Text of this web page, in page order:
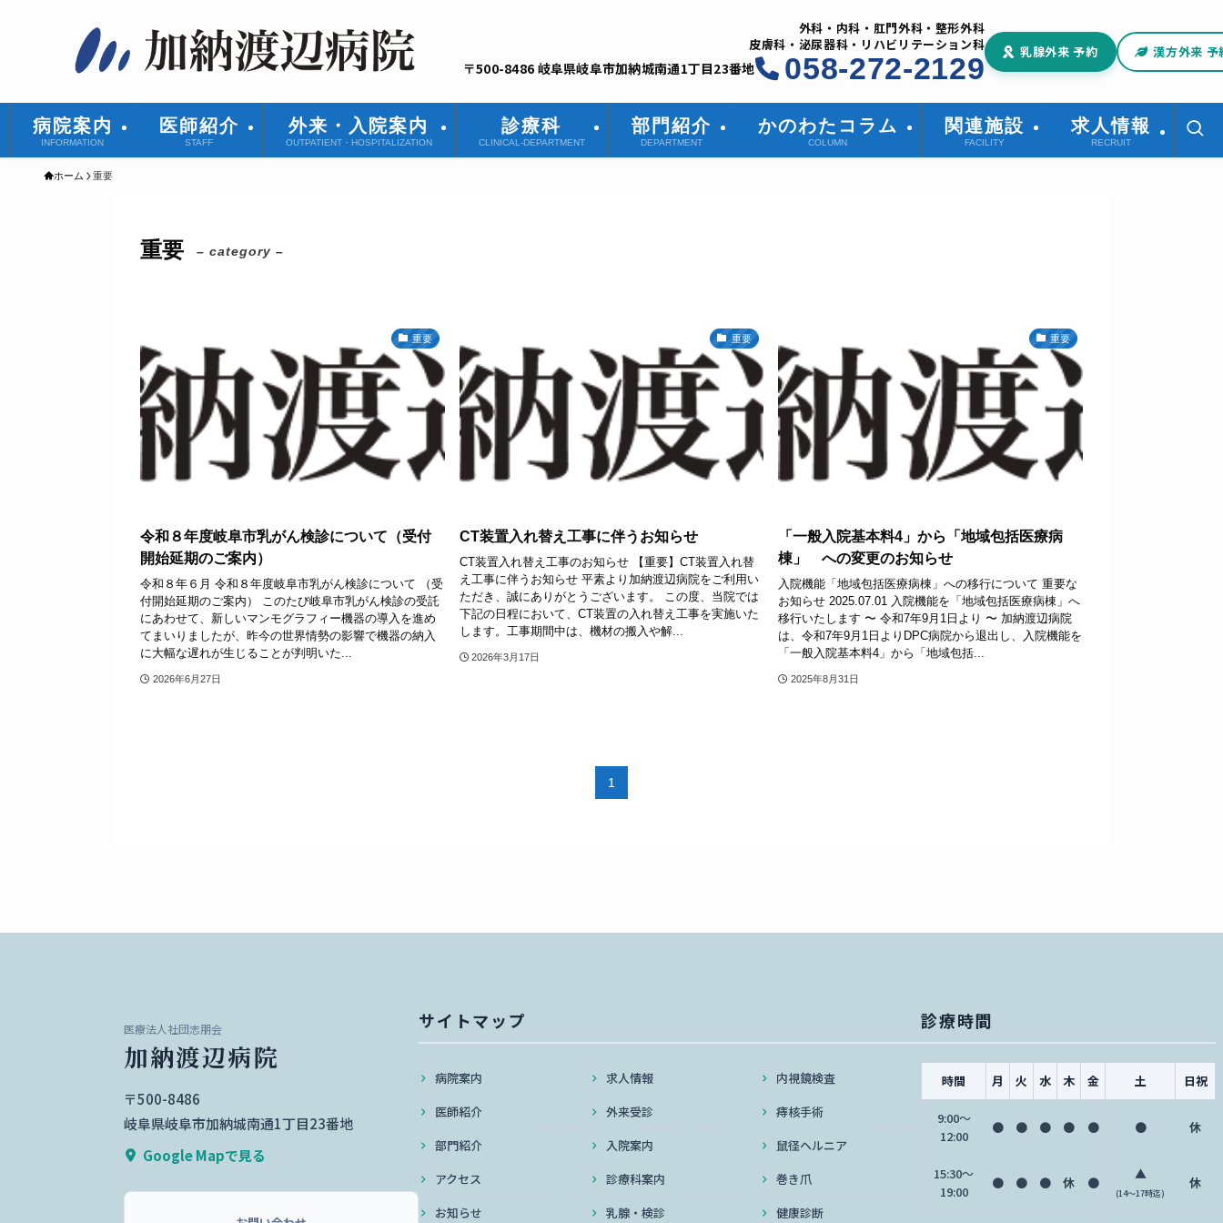
病院案内
INFORMATION
医師紹介
STAFF
外来・入院案内
OUTPATIENT・HOSPITALIZATION
診療科
CLINICAL-DEPARTMENT
部門紹介
DEPARTMENT
かのわたコラム
COLUMN
関連施設
FACILITY
求人情報
RECRUIT
外科・内科・肛門外科・整形外科
皮膚科・泌尿器科・リハビリテーション科
〒500-8486 岐阜県岐阜市加納城南通1丁目23番地 058-272-2129 乳腺外来 予約 漢方外来 予
ホーム 重要
重要 – category –
重要
令和８年度岐阜市乳がん検診について（受付
開始延期のご案内）
令和８年６月 令和８年度岐阜市乳がん検診について （受
付開始延期のご案内） このたび岐阜市乳がん検診の受託
にあわせて、新しいマンモグラフィー機器の導入を進め
てまいりましたが、昨今の世界情勢の影響で機器の納入
に大幅な遅れが生じることが判明いた...
2026年6月27日
重要
CT装置入れ替え工事に伴うお知らせ
CT装置入れ替え工事のお知らせ 【重要】CT装置入れ替
え工事に伴うお知らせ 平素より加納渡辺病院をご利用い
ただき、誠にありがとうございます。 この度、当院では
下記の日程において、CT装置の入れ替え工事を実施いた
します。工事期間中は、機材の搬入や解...
2026年3月17日
重要
「一般入院基本料4」から「地域包括医療病
棟」 への変更のお知らせ
入院機能「地域包括医療病棟」への移行について 重要な
お知らせ 2025.07.01 入院機能を「地域包括医療病棟」へ
移行いたします 〜 令和7年9月1日より 〜 加納渡辺病院
は、令和7年9月1日よりDPC病院から退出し、入院機能を
「一般入院基本料4」から「地域包括...
2025年8月31日
1
医療法人社団志朋会
加納渡辺病院
〒500-8486
岐阜県岐阜市加納城南通1丁目23番地
Google Mapで見る
サイトマップ
病院案内
医師紹介
部門紹介
アクセス
お知らせ
求人情報
外来受診
入院案内
診療科案内
乳腺・検診
内視鏡検査
痔核手術
鼠径ヘルニア
巻き爪
健康診断
診療時間
時間 月 火 水 木 金 土 日祝
9:00〜
12:00
● ● ● ● ● ● 休
15:30〜
19:00
● ● ● 休 ●
▲
(14～17時迄)
休